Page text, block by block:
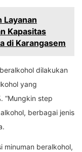
Layanan
Kapasitas
di Karangasem
dilakukan
yang
“Mungkin step
berbagai jenis
minuman beralkohol,